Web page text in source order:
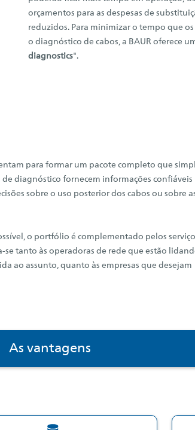
orçamentos para as despesas de
reduzidos. Para minimizar o tempo que
o diagnóstico de cabos, a BAUR oferece
diagnostics".
para formar um pacote completo que
diagnóstico fornecem informações confiáveis
sobre o uso posterior dos cabos ou sobre
o portfólio é complementado pelos
tanto às operadoras de rede que estão
ao assunto, quanto às empresas que desejam
As vantagens